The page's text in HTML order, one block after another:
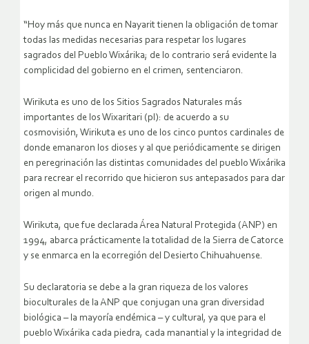
“Hoy más que nunca en Nayarit tienen la obligación de tomar
todas las medidas necesarias para respetar los lugares
sagrados del Pueblo Wixárika; de lo contrario será evidente la
complicidad del gobierno en el crimen, sentenciaron.
Wirikuta es uno de los Sitios Sagrados Naturales más
importantes de los Wixaritari (pl): de acuerdo a su
cosmovisión, Wirikuta es uno de los cinco puntos cardinales de
donde emanaron los dioses y al que periódicamente se dirigen
en peregrinación las distintas comunidades del pueblo Wixárika
para recrear el recorrido que hicieron sus antepasados para dar
origen al mundo.
Wirikuta, que fue declarada Área Natural Protegida (ANP) en
1994, abarca prácticamente la totalidad de la Sierra de Catorce
y se enmarca en la ecorregión del Desierto Chihuahuense.
Su declaratoria se debe a la gran riqueza de los valores
bioculturales de la ANP que conjugan una gran diversidad
biológica – la mayoría endémica – y cultural, ya que para el
pueblo Wixárika cada piedra, cada manantial y la integridad de